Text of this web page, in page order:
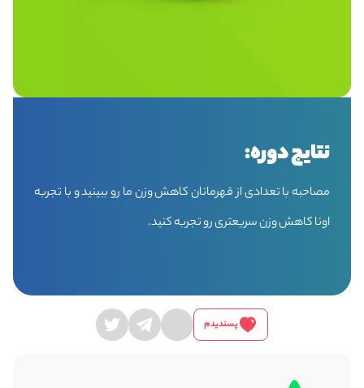
نتایج دوره:
مصاحبه با تعدادی از قهرمانان کاهش وزن ما رو ببینید و با تجربه
اونا کاهش وزن سریعتری رو تجربه کنید.
پسندیدم